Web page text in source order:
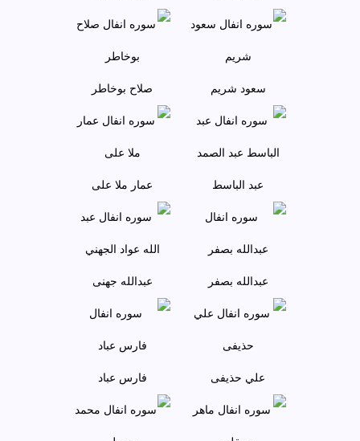
سعود شريم صلاح بوخاطر
عبد الباسط عمار ملا علی
عبدالله بصفر عبدالله جهنی
علي حذيفی فارس عباد